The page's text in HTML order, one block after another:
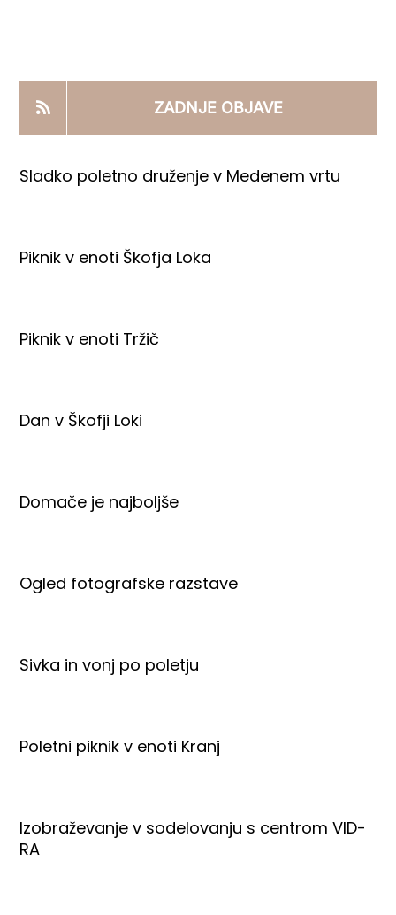
PRODAJNI IZDELKI
AKTUALNO
ZADNJE OBJAVE
Sladko poletno druženje v Medenem vrtu
Piknik v enoti Škofja Loka
Piknik v enoti Tržič
Dan v Škofji Loki
Domače je najboljše
Ogled fotografske razstave
Sivka in vonj po poletju
Poletni piknik v enoti Kranj
Izobraževanje v sodelovanju s centrom VID-
RA